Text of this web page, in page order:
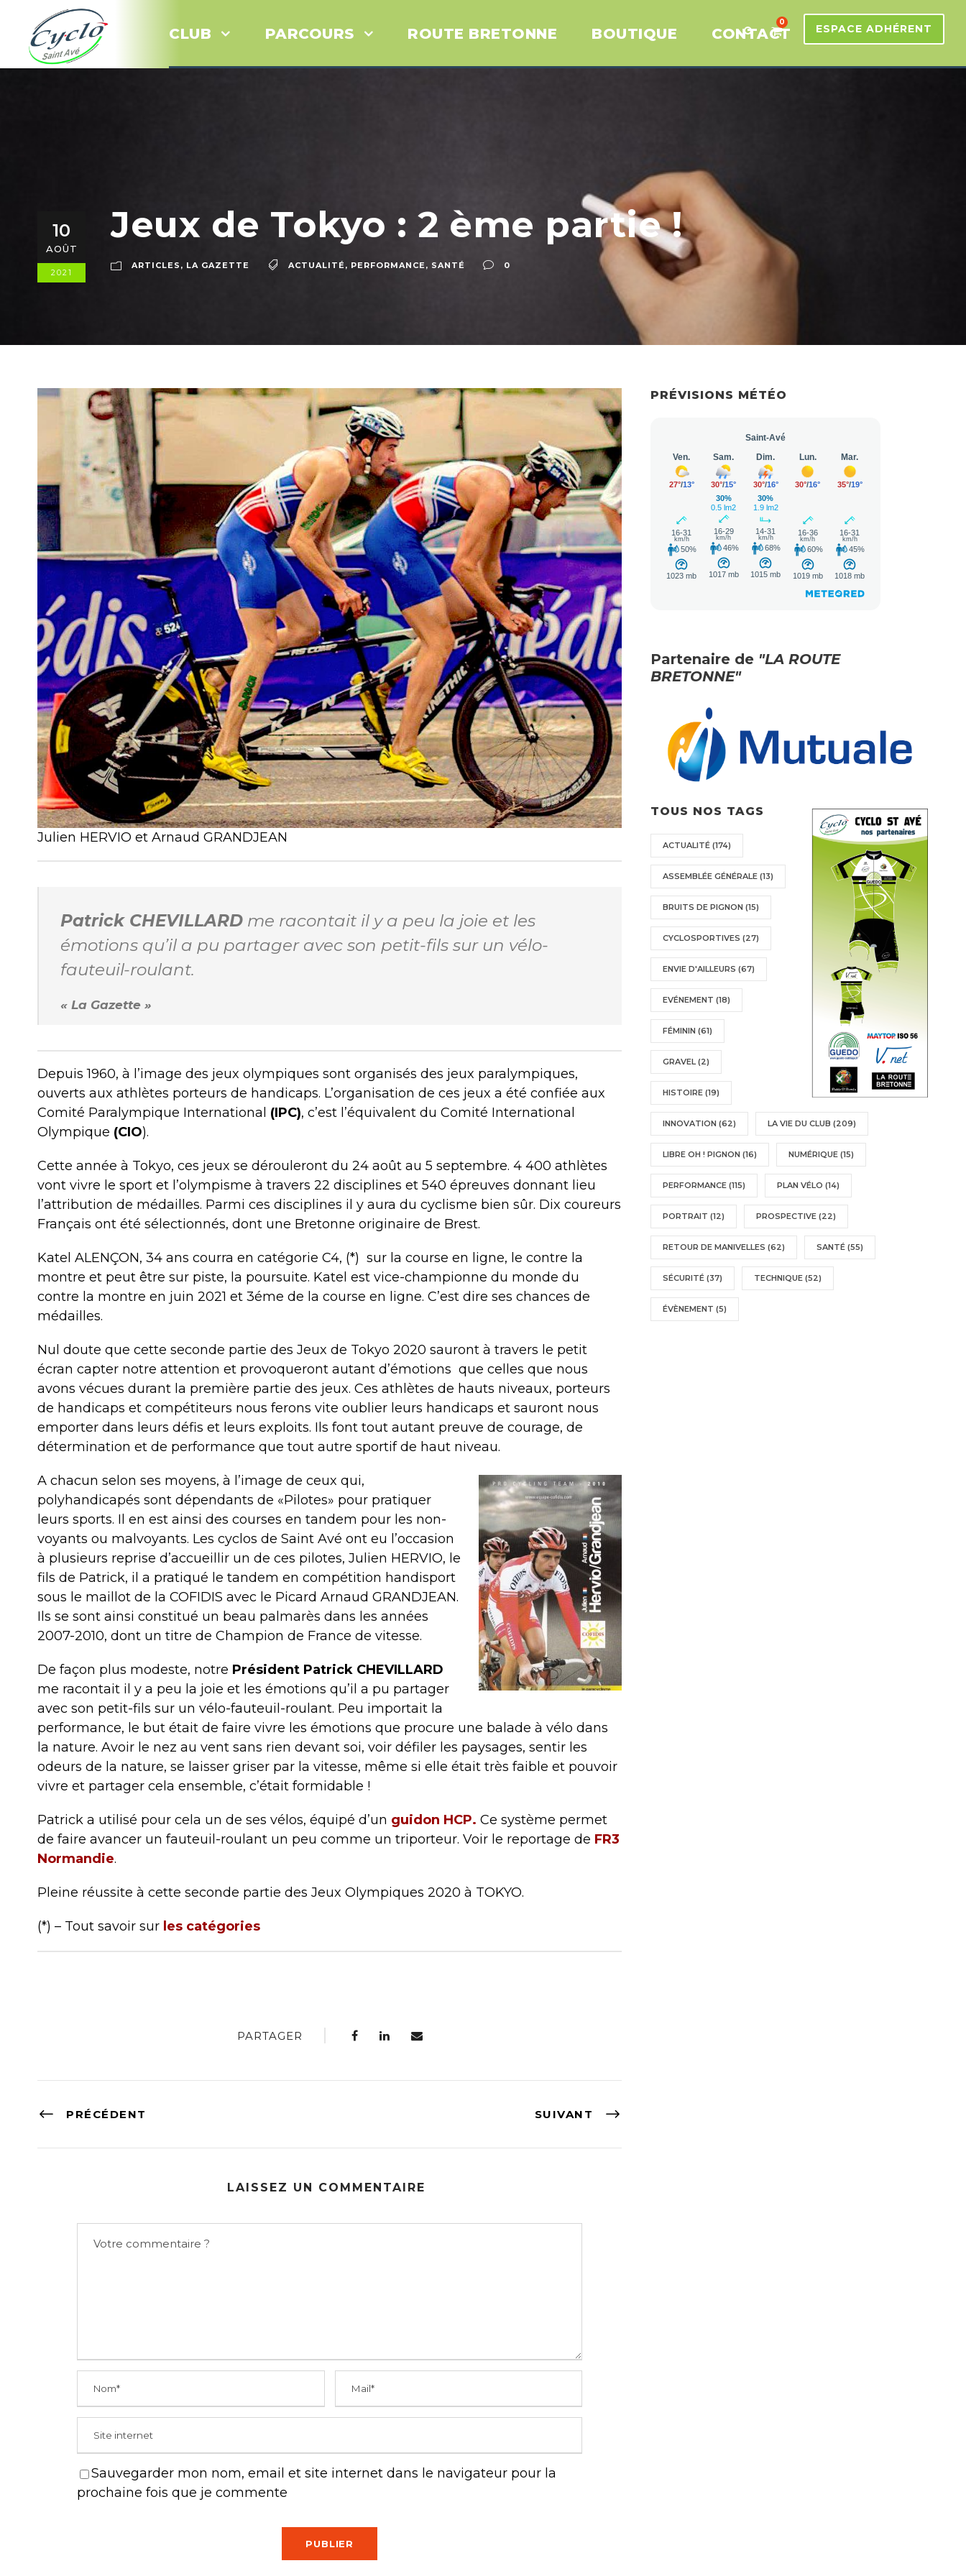
CLUB PARCOURS ROUTE BRETONNE BOUTIQUE CONTACT
0
ESPACE ADHÉRENT
10
AOÛT
2021
Jeux de Tokyo : 2 ème partie !
ARTICLES , LA GAZETTE ACTUALITÉ , PERFORMANCE , SANTÉ 0
Julien HERVIO et Arnaud GRANDJEAN
Patrick CHEVILLARD me racontait il y a peu la joie et les
émotions qu’il a pu partager avec son petit-fils sur un vélo-
fauteuil-roulant.
« La Gazette »
Depuis 1960, à l’image des jeux olympiques sont organisés des jeux paralympiques,
ouverts aux athlètes porteurs de handicaps. L’organisation de ces jeux a été confiée aux
Comité Paralympique International (IPC), c’est l’équivalent du Comité International
Olympique (CIO).
Cette année à Tokyo, ces jeux se dérouleront du 24 août au 5 septembre. 4 400 athlètes
vont vivre le sport et l’olympisme à travers 22 disciplines et 540 épreuves donnant lieu
l’attribution de médailles. Parmi ces disciplines il y aura du cyclisme bien sûr. Dix coureurs
Français ont été sélectionnés, dont une Bretonne originaire de Brest.
Katel ALENÇON, 34 ans courra en catégorie C4, (*) sur la course en ligne, le contre la
montre et peut être sur piste, la poursuite. Katel est vice-championne du monde du
contre la montre en juin 2021 et 3éme de la course en ligne. C’est dire ses chances de
médailles.
Nul doute que cette seconde partie des Jeux de Tokyo 2020 sauront à travers le petit
écran capter notre attention et provoqueront autant d’émotions que celles que nous
avons vécues durant la première partie des jeux. Ces athlètes de hauts niveaux, porteurs
de handicaps et compétiteurs nous ferons vite oublier leurs handicaps et sauront nous
emporter dans leurs défis et leurs exploits. Ils font tout autant preuve de courage, de
détermination et de performance que tout autre sportif de haut niveau.
A chacun selon ses moyens, à l’image de ceux qui,
polyhandicapés sont dépendants de «Pilotes» pour pratiquer
leurs sports. Il en est ainsi des courses en tandem pour les non-
voyants ou malvoyants. Les cyclos de Saint Avé ont eu l’occasion
à plusieurs reprise d’accueillir un de ces pilotes, Julien HERVIO, le
fils de Patrick, il a pratiqué le tandem en compétition handisport
sous le maillot de la COFIDIS avec le Picard Arnaud GRANDJEAN.
Ils se sont ainsi constitué un beau palmarès dans les années
2007-2010, dont un titre de Champion de France de vitesse.
De façon plus modeste, notre Président Patrick CHEVILLARD
me racontait il y a peu la joie et les émotions qu’il a pu partager
avec son petit-fils sur un vélo-fauteuil-roulant. Peu importait la
performance, le but était de faire vivre les émotions que procure une balade à vélo dans
la nature. Avoir le nez au vent sans rien devant soi, voir défiler les paysages, sentir les
odeurs de la nature, se laisser griser par la vitesse, même si elle était très faible et pouvoir
vivre et partager cela ensemble, c’était formidable !
Patrick a utilisé pour cela un de ses vélos, équipé d’un guidon HCP. Ce système permet
de faire avancer un fauteuil-roulant un peu comme un triporteur. Voir le reportage de FR3
Normandie.
Pleine réussite à cette seconde partie des Jeux Olympiques 2020 à TOKYO.
(*) – Tout savoir sur les catégories
PARTAGER
PRÉCÉDENT SUIVANT
LAISSEZ UN COMMENTAIRE
Sauvegarder mon nom, email et site internet dans le navigateur pour la
prochaine fois que je commente
PRÉVISIONS MÉTÉO
Partenaire de "LA ROUTE
BRETONNE"
TOUS NOS TAGS
ACTUALITÉ (174)
ASSEMBLÉE GÉNÉRALE (13)
BRUITS DE PIGNON (15)
CYCLOSPORTIVES (27)
ENVIE D'AILLEURS (67)
EVÉNEMENT (18)
FÉMININ (61)
GRAVEL (2)
HISTOIRE (19)
INNOVATION (62) LA VIE DU CLUB (209)
LIBRE OH ! PIGNON (16) NUMÉRIQUE (15)
PERFORMANCE (115) PLAN VÉLO (14)
PORTRAIT (12) PROSPECTIVE (22)
RETOUR DE MANIVELLES (62) SANTÉ (55)
SÉCURITÉ (37) TECHNIQUE (52)
ÉVÈNEMENT (5)